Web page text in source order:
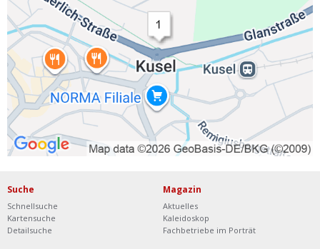
Suche
Schnellsuche
Kartensuche
Detailsuche
Magazin
Aktuelles
Kaleidoskop
Fachbetriebe im Porträt